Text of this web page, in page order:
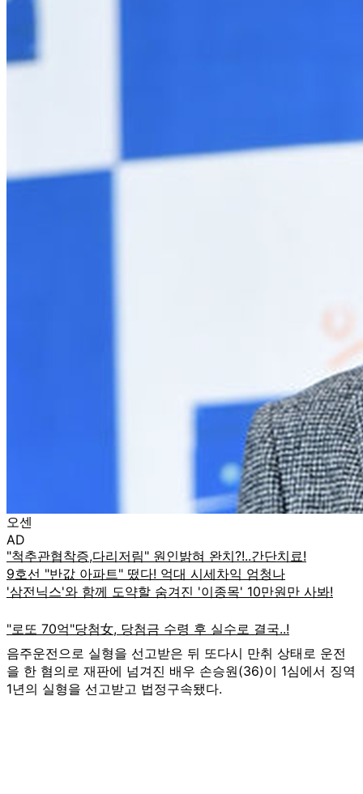
오센
AD
음주운전으로 실형을 선고받은 뒤 또다시 만취 상태로 운전
을 한 혐의로 재판에 넘겨진 배우 손승원(36)이 1심에서 징역
1년의 실형을 선고받고 법정구속됐다.